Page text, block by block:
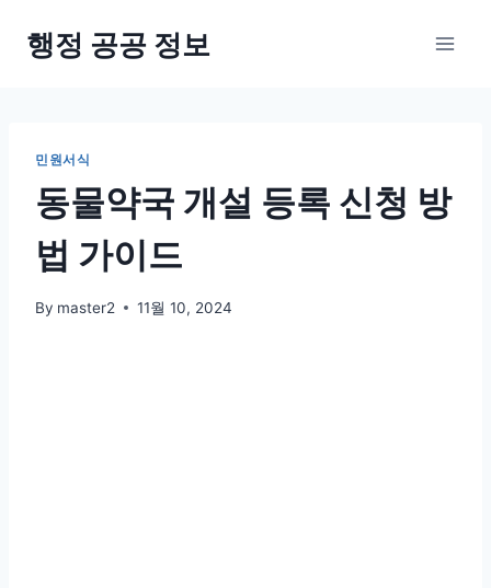
행정 공공 정보
민원서식
동물약국 개설 등록 신청 방
법 가이드
By master2 11월 10, 2024